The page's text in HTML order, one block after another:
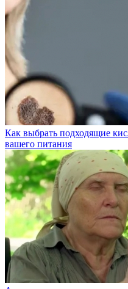
Как выбрать подходящие
вашего питания